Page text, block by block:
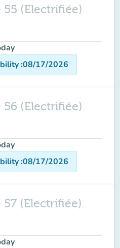
55 (Electrifiée)
:08/17/2026
56 (Electrifiée)
:08/17/2026
57 (Electrifiée)